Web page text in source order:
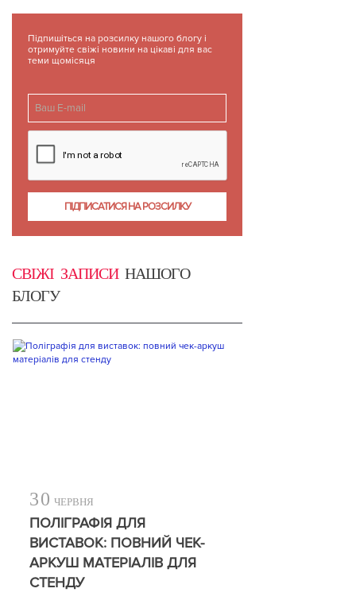
Підпишіться на розсилку нашого блогу і
отримуйте свіжі новини на цікаві для вас
теми щомісяця
СВІЖІ ЗАПИСИНАШОГО
БЛОГУ
30 ЧЕРВНЯ
ПОЛІГРАФІЯ ДЛЯ
ВИСТАВОК: ПОВНИЙ ЧЕК-
АРКУШ МАТЕРІАЛІВ ДЛЯ
СТЕНДУ